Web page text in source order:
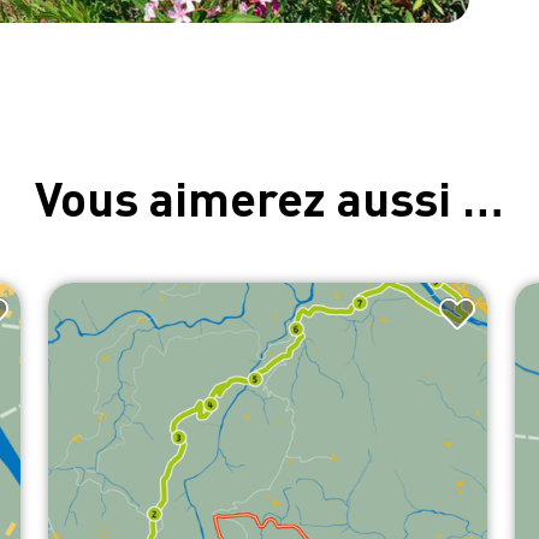
Vous aimerez aussi …